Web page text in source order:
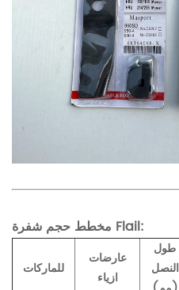
مخطط حجم شفرة Flail:
للماركات
عارضات
ازياء
طول
النصل